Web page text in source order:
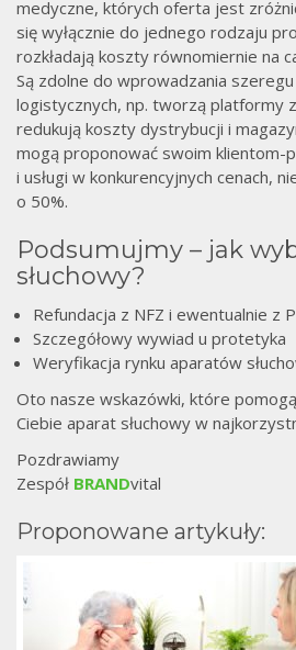
medyczne, których oferta jest
się wyłącznie do jednego rodzaju
rozkładają koszty równomiernie na
Są zdolne do wprowadzania
logistycznych, np. tworzą platformy
redukują koszty dystrybucji i
mogą proponować swoim klientom-
i usługi w konkurencyjnych cenach,
o 50%.
Podsumujmy – jak
słuchowy?
Refundacja z NFZ i ewentualnie z
Szczegółowy wywiad u protetyka
Weryfikacja rynku aparatów
Oto nasze wskazówki, które
Ciebie aparat słuchowy w
Pozdrawiamy
Zespół BRANDvital
Proponowane artykuły: